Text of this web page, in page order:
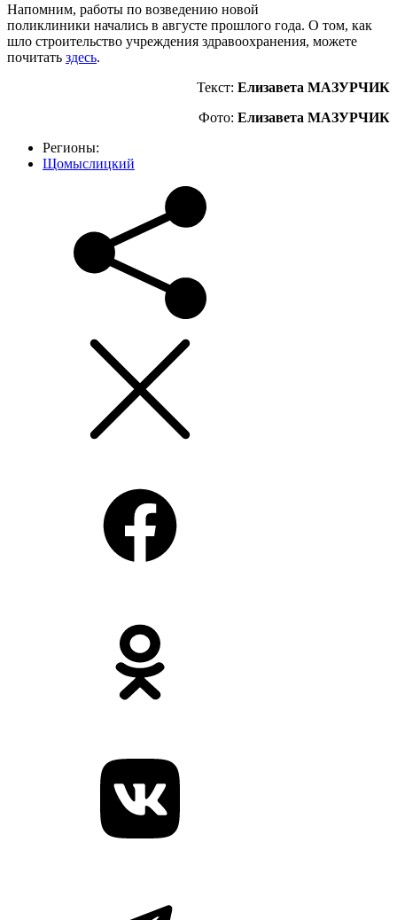
Напомним, работы по возведению новой
поликлиники начались в августе прошлого года. О том, как
шло строительство учреждения здравоохранения, можете
почитать здесь.
Текст: Елизавета МАЗУРЧИК
Фото: Елизавета МАЗУРЧИК
Регионы:
Щомыслицкий